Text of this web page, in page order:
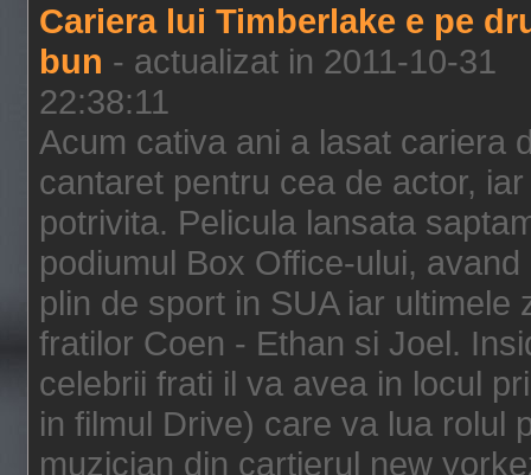
Cariera lui Timberlake e pe
bun - actualizat in 2011-10-31
22:38:11
Acum cativa ani a lasat cariera
cantaret pentru cea de actor,
potrivita. Pelicula lansata
podiumul Box Office-ului,
plin de sport in SUA iar
fratilor Coen - Ethan si Joel.
celebrii frati il va avea in locul
in filmul Drive) care va lua rolul
muzician din cartierul new